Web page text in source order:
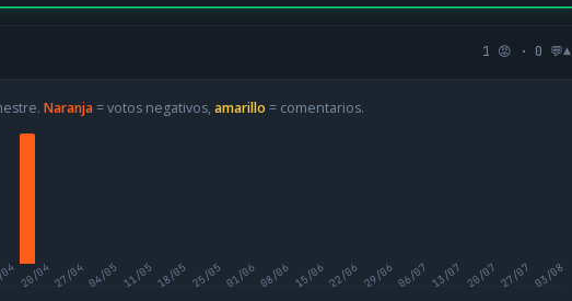
1 😡 · 0 💬▾
Naranja= votos negativos, amarillo = comentarios.
20/0427/0404/05 11/0518/05 25/0501/0608/06 15/0622/06 29/0606/07 13/07 20/07 27/07 03/08